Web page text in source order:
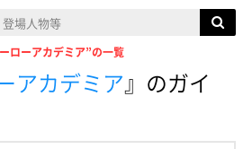
ローアカデミア”の一覧
アカデミア』 のガイ